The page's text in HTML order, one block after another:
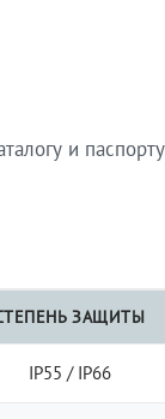
и
ЗАЩИТЫ
IP55 / IP66